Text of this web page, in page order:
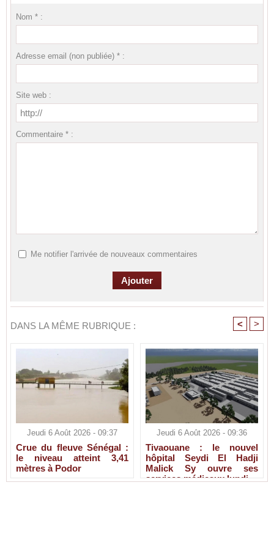
Nom * :
Adresse email (non publiée) * :
Site web :
Commentaire * :
Me notifier l'arrivée de nouveaux commentaires
DANS LA MÊME RUBRIQUE : < >
Jeudi 6 Août 2026 - 09:37
Crue du fleuve Sénégal :
le niveau atteint 3,41
mètres à Podor
Jeudi 6 Août 2026 - 09:36
Tivaouane : le nouvel
hôpital Seydi El Hadji
Malick Sy ouvre ses
services médicaux lundi